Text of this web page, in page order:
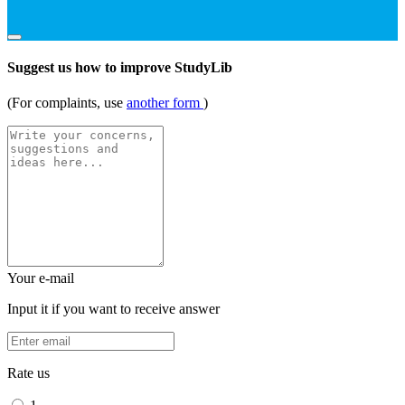
Suggest us how to improve StudyLib
(For complaints, use another form )
Your e-mail
Input it if you want to receive answer
Rate us